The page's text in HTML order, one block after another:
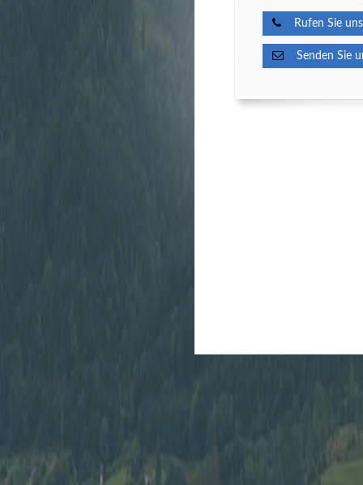
Rufen Sie
Senden Sie